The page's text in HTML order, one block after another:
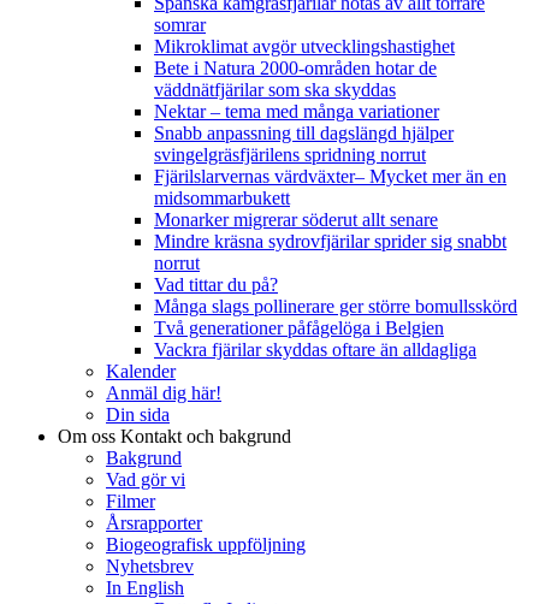
somrar
Mikroklimat avgör utvecklingshastighet
Bete i Natura 2000-områden hotar de
väddnätfjärilar som ska skyddas
Nektar – tema med många variationer
Snabb anpassning till dagslängd hjälper
svingelgräsfjärilens spridning norrut
Fjärilslarvernas värdväxter– Mycket mer än en
midsommarbukett
Monarker migrerar söderut allt senare
Mindre kräsna sydrovfjärilar sprider sig snabbt
norrut
Vad tittar du på?
Många slags pollinerare ger större bomullsskörd
Två generationer påfågelöga i Belgien
Vackra fjärilar skyddas oftare än alldagliga
Kalender
Anmäl dig här!
Din sida
Om oss Kontakt och bakgrund
Bakgrund
Vad gör vi
Filmer
Årsrapporter
Biogeografisk uppföljning
Nyhetsbrev
In English